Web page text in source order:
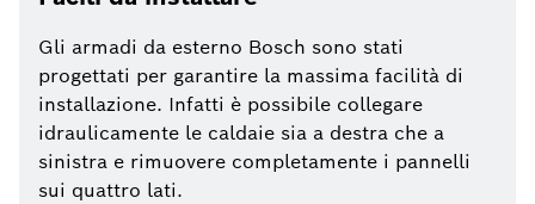
Gli armadi da esterno Bosch sono stati
progettati per garantire la massima facilità di
installazione. Infatti è possibile collegare
idraulicamente le caldaie sia a destra che a
sinistra e rimuovere completamente i pannelli
sui quattro lati.